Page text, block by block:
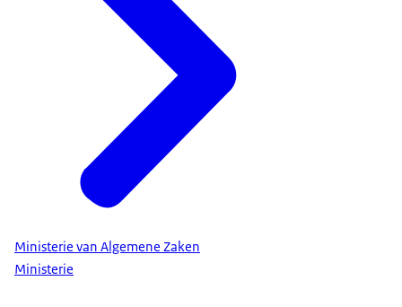
Ministerie van Algemene Zaken
Ministerie